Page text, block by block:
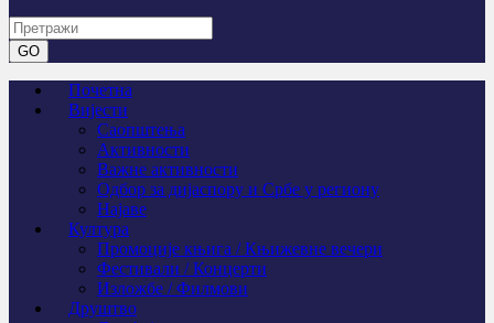
Почетна
Вијести
Саопштења
Активности
Важне активности
Одбор за дијаспору и Србе у региону
Најаве
Култура
Промоције књига / Књижевне вечери
Фестивали / Концерти
Изложбе / Филмови
Друштво